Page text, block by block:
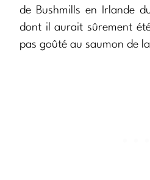
de Bushmills en Irlande
dont il aurait sûrement
pas goûté au saumon de